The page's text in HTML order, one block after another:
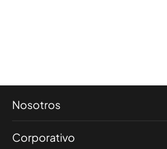
Nosotros
Corporativo